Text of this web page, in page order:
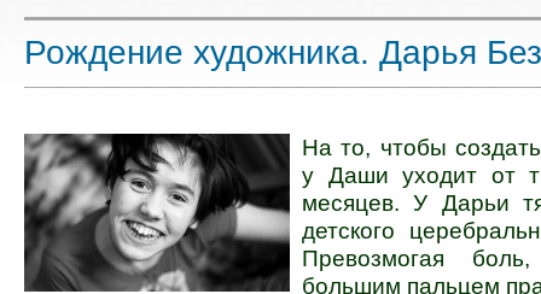
Рождение художника. Дарья
На то, чтобы
у Даши уходит от
месяцев. У Дарьи
детского
Превозмогая
большим пальцем